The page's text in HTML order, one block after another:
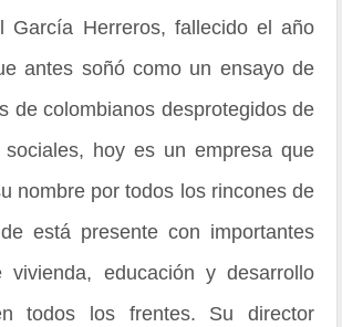
García Herreros, fallecido el año
antes soñó como un ensayo de
de colombianos desprotegidos de
sociales, hoy es un empresa que
nombre por todos los rincones de
está presente con importantes
vivienda, educación y desarrollo
todos los frentes. Su director